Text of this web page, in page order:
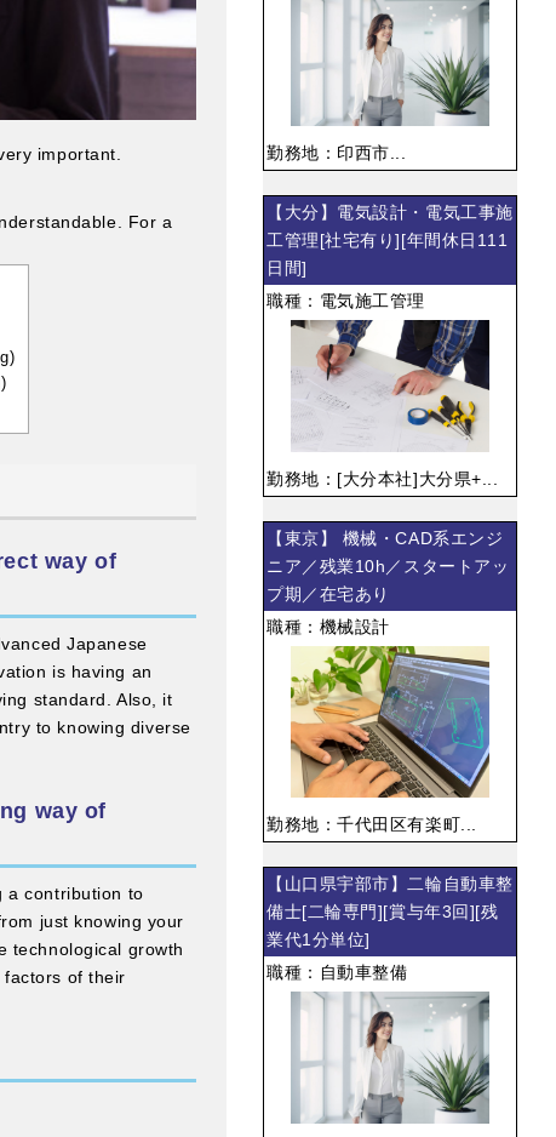
important.
For a
way of
Japanese
is having an
standard. Also, it
to knowing diverse
way of
a contribution to
just knowing your
technological growth
of their
勤務地：印西市...
【大分】電気設計・電気工事施
工管理[社宅有り][年間休日111
日間]
職種：電気施工管理
勤務地：[大分本社]大分県+...
【東京】 機械・CAD系エンジ
ニア／残業10h／スタートアッ
プ期／在宅あり
職種：機械設計
勤務地：千代田区有楽町...
【山口県宇部市】二輪自動車整
備士[二輪専門][賞与年3回][残
業代1分単位]
職種：自動車整備